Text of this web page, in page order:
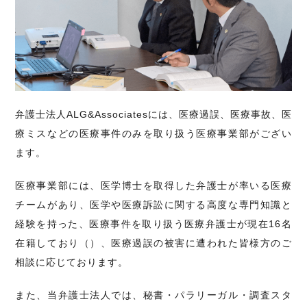
弁護士法人ALG&Associatesには、医療過誤、医療事故、医
療ミスなどの医療事件のみを取り扱う医療事業部がござい
ます。
医療事業部には、医学博士を取得した弁護士が率いる医療
チームがあり、医学や医療訴訟に関する高度な専門知識と
経験を持った、医療事件を取り扱う医療弁護士が現在16名
在籍しており（ ）、医療過誤の被害に遭われた皆様方のご
相談に応じております。
また、当弁護士法人では、秘書・パラリーガル・調査スタ